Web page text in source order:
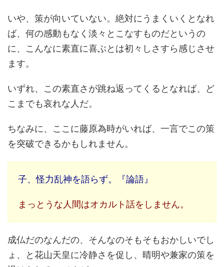
いや、策が向いていない。絶対にうまくいくとなれ
ば、何の感動もなく淡々とこなすものだというの
に、こんなに素直に喜ぶとは初々しさすら感じさせ
ます。
いずれ、この素直さが跳ね返ってくるとなれば、ど
こまでも哀れな人だ。
ちなみに、ここに藤原為時がいれば、一言でこの策
を突破できるかもしれません。
子、怪力乱神を語らず。『論語』
まっとうな人間はオカルト話をしません。
成仏だのなんだの、そんなのそもそもおかしいでし
ょ、と花山天皇に冷静さを促し、晴明や兼家の策を